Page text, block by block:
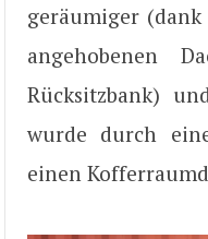
geräumiger
angehobenen
Rücksitzbank)
wurde durch
einen